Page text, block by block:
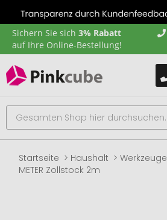
Sichern Sie sich 3% Rabatt
auf Ihre Online-Bestellung!
Startseite Haushalt Werkzeuge
METER Zollstock 2m